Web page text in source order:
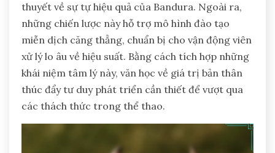
thuyết về sự tự hiệu quả của Bandura. Ngoài ra,
những chiến lược này hỗ trợ mô hình đào tạo
miễn dịch căng thẳng, chuẩn bị cho vận động viên
xử lý lo âu về hiệu suất. Bằng cách tích hợp những
khái niệm tâm lý này, văn học về giá trị bản thân
thúc đẩy tư duy phát triển cần thiết để vượt qua
các thách thức trong thể thao.